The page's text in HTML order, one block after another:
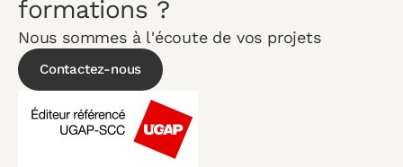
formations ?
Nous sommes à l'écoute de vos projets
Contactez-nous